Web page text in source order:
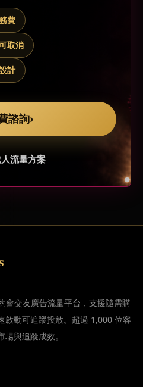
費
取消
計
諮詢›
流量方案
會交友廣告流量平台，支援隨需購
啟動可追蹤投放。超過 1,000 位客
與追蹤成效。